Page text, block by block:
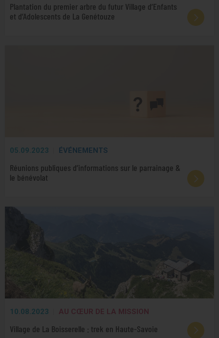
Plantation du premier arbre du futur Village d’Enfants
et d’Adolescents de La Genétouze
05.09.2023 ÉVÉNEMENTS
Réunions publiques d’informations sur le parrainage &
le bénévolat
10.08.2023 AU CŒUR DE LA MISSION
Village de La Boisserelle : trek en Haute-Savoie